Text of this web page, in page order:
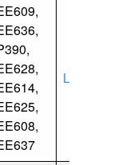
Lattes